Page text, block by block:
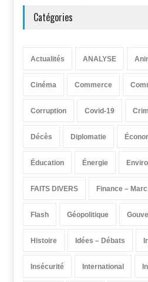
Catégories
Actualités ANALYSE
Cinéma Commerce
Corruption Covid-19
Décès Diplomatie
Éducation Énergie
FAITS DIVERS Finance –
Flash Géopolitique
Histoire Idées – Débats
Insécurité International